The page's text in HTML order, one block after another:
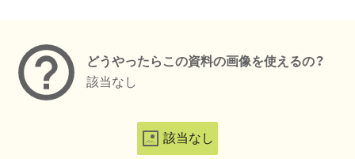
どうやったらこの資料の画像を使えるの？
該当なし
該当なし